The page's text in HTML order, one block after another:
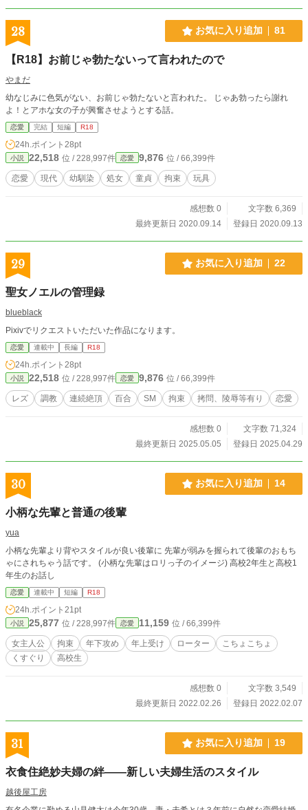
28 お気に入り追加 81
【R18】お前じゃ勃たないって言われたので
やまだ
幼なじみに色気がない、お前じゃ勃たないと言われた。 じゃあ勃ったら謝れ
よ！とアホな女の子が興奮させようとする話。
恋愛 完結 短編 R18
24h.ポイント 28pt
小説 22,518 位 / 228,997件 恋愛 9,876 位 / 66,399件
恋愛 現代 幼馴染 処女 童貞 拘束 玩具
感想数 0
文字数 6,369
最終更新日 2020.09.14
登録日 2020.09.13
29 お気に入り追加 22
聖女ノエルの管理録
blueblack
Pixivでリクエストいただいた作品になります。
恋愛 連載中 長編 R18
24h.ポイント 28pt
小説 22,518 位 / 228,997件 恋愛 9,876 位 / 66,399件
レズ 調教 連続絶頂 百合 SM 拘束 拷問、陵辱等有り 恋愛
感想数 0
文字数 71,324
最終更新日 2025.05.05
登録日 2025.04.29
30 お気に入り追加 14
小柄な先輩と普通の後輩
yua
小柄な先輩より背やスタイルが良い後輩に 先輩が弱みを握られて後輩のおもち
ゃにされちゃう話です。 (小柄な先輩はロリっ子のイメージ) 高校2年生と高校1
年生のお話し
恋愛 連載中 短編 R18
24h.ポイント 21pt
小説 25,877 位 / 228,997件 恋愛 11,159 位 / 66,399件
女主人公 拘束 年下攻め 年上受け ローター
こちょこちょ
くすぐり
高校生
感想数 0
文字数 3,549
最終更新日 2022.02.26
登録日 2022.02.07
31 お気に入り追加 19
衣食住絶妙夫婦の絆――新しい夫婦生活のスタイル
越後屋工房